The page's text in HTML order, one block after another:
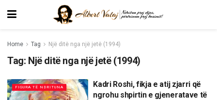
Home Tag Një ditë nga një jetë (1994)
Tag: Një ditë nga një jetë (1994)
FIGURA TË NDRITUNA
Kadri Roshi, fikja e atij zjarri që
ngrohu shpirtin e gjeneratave të